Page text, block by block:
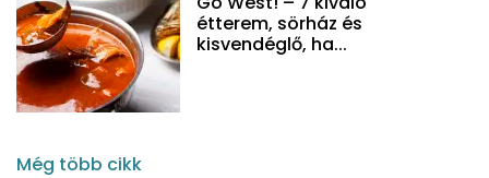
étterem, sörház és
kisvendéglő, ha...
Még több cikk